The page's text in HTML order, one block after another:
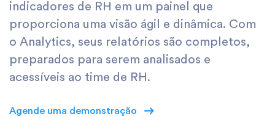
indicadores de RH em um painel que
proporciona uma visão ágil e dinâmica. Com
o Analytics, seus relatórios são completos,
preparados para serem analisados e
acessíveis ao time de RH.
Agende uma demonstração